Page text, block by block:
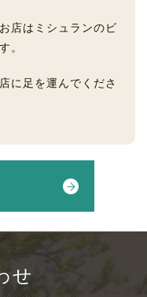
店はミシュランのビ
。
に足を運んでくださ
せ